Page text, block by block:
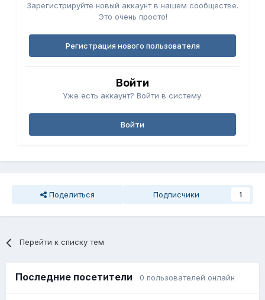
Зарегистрируйте новый аккаунт в нашем сообществе.
Это очень просто!
Регистрация нового пользователя
Войти
Уже есть аккаунт? Войти в систему.
Войти
Поделиться Подписчики 1
Перейти к списку тем
Последние посетители 0 пользователей онлайн